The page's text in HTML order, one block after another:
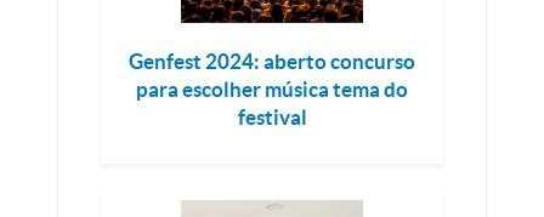
Genfest 2024: aberto concurso
para escolher música tema do
festival